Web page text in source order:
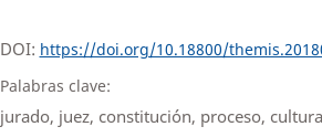
DOI: https://doi.org/10.18800/
Palabras clave:
jurado, juez, constitución, proceso,